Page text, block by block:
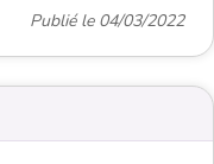
Publié le 04/03/2022